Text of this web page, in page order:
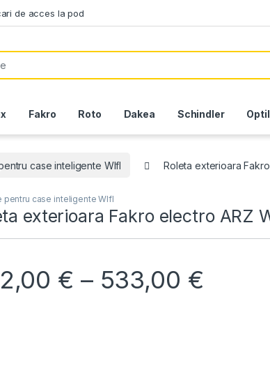
de acces la pod
Fakro Roto Dakea Schindler
case inteligente WIfI Roleta exterioara
pentru case inteligente WIfI
exterioara Fakro electro ARZ
€ – 533,00 €